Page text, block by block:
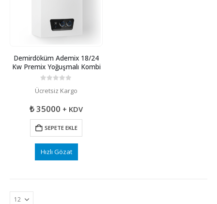
Demirdöküm Ademix 18/24
Kw Premix Yoğuşmalı Kombi
Ücretsiz Kargo
₺35000 + KDV
SEPETE EKLE
Hızlı Gözat